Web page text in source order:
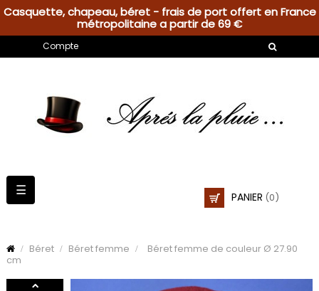
Casquette, chapeau, béret - frais de port offert en France
métropolitaine a partir de 69 €
Compte
PANIER (0)
Basculer
la
☰
Béret Béret femme
Béret femme de couleur Ø 27.90
cm